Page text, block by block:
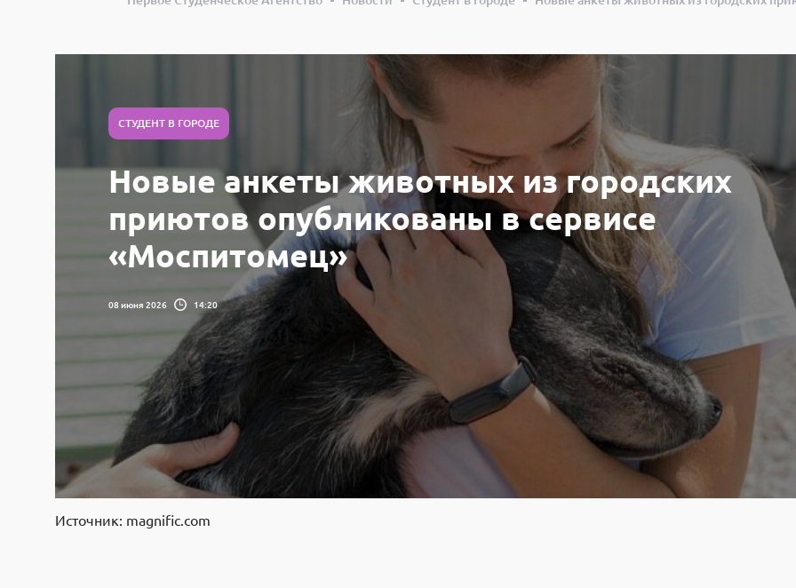
СТУДЕНТ В ГОРОДЕ
Новые анкеты животных из городских
приютов опубликованы в сервисе
«Моспитомец»
08 июня 2026 14:20
Источник: magnific.com